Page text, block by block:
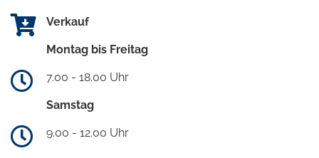
Verkauf
Montag bis Freitag
7.00 - 18.00 Uhr
Samstag
9.00 - 12.00 Uhr